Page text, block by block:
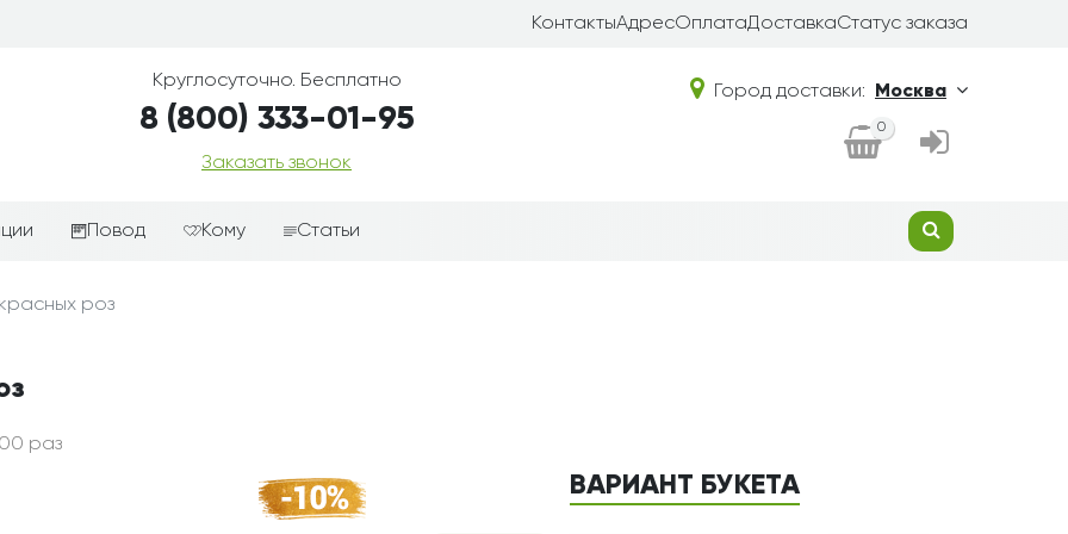
КонтактыАдресОплатаДоставкаСтатус заказа
Круглосуточно. Бесплатно
8 (800) 333-01-95
Заказать звонок
Город доставки: Москва
0
Повод
цветам
Кому
Ребенку
Статьи
роз
раз
ВАРИАНТ БУКЕТА